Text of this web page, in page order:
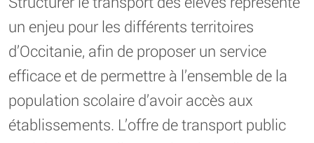
un enjeu pour les différents territoires
d’Occitanie, afin de proposer un service
efficace et de permettre à l’ensemble de la
population scolaire d’avoir accès aux
établissements. L’offre de transport public